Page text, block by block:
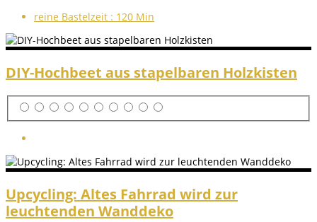
reine Bastelzeit : 120 Min
DIY-Hochbeet aus stapelbaren Holzkisten
Upcycling: Altes Fahrrad wird zur
leuchtenden Wanddeko